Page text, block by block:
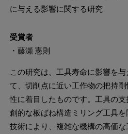
に与える影響に関する研究
受賞者
・藤瀬 憲則
この研究は、工具寿命に影響を
て、切削点に近い工作物の把持
性に着目したものです。工具の
創的な板ばね構造ミリング工具
技術により、複雑な機構の高価